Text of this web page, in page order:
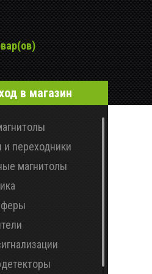
в магазин
и переходники
магнитолы